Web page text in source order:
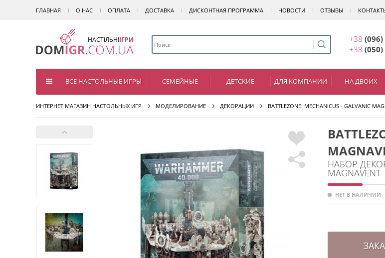
ГЛАВНАЯ О НАС ОПЛАТА ДОСТАВКА ДИСКОНТНАЯ ПРОГРАММА НОВОСТИ ОТЗЫВЫ
НАСТІЛЬНІІГРИ +38 (096)
+38 (050)
ВСЕ НАСТОЛЬНЫЕ ИГРЫ СЕМЕЙНЫЕ ДЕТСКИЕ ДЛЯ КОМПАНИИ НА ДВОИХ
ИНТЕРНЕТ МАГАЗИН НАСТОЛЬНЫХ ИГР МОДЕЛИРОВАНИЕ ДЕКОРАЦИИ BATTLEZONE: MECHANICUS - GALVANIC
НАБОР
MAGNAVENT
НЕТ В НАЛИЧИИ